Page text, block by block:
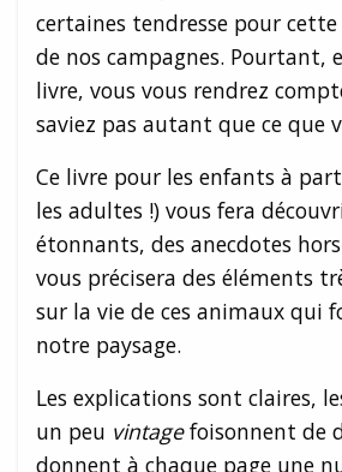
certaines tendresse pour
de nos campagnes. Pourtant,
livre, vous vous rendrez
saviez pas autant que ce que
Ce livre pour les enfants à
les adultes !) vous fera
étonnants, des anecdotes
vous précisera des éléments
sur la vie de ces animaux qui
notre paysage.
Les explications sont claires,
un peu vintagefoisonnent de
donnent à chaque page une